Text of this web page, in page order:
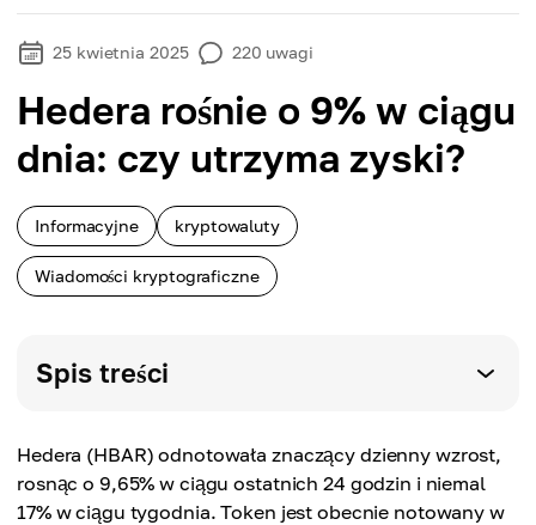
25 kwietnia 2025 220 uwagi
Hedera rośnie o 9% w ciągu
dnia: czy utrzyma zyski?
Informacyjne kryptowaluty
Wiadomości kryptograficzne
Spis treści
Hedera (HBAR) odnotowała znaczący dzienny wzrost,
rosnąc o 9,65% w ciągu ostatnich 24 godzin i niemal
17% w ciągu tygodnia. Token jest obecnie notowany w